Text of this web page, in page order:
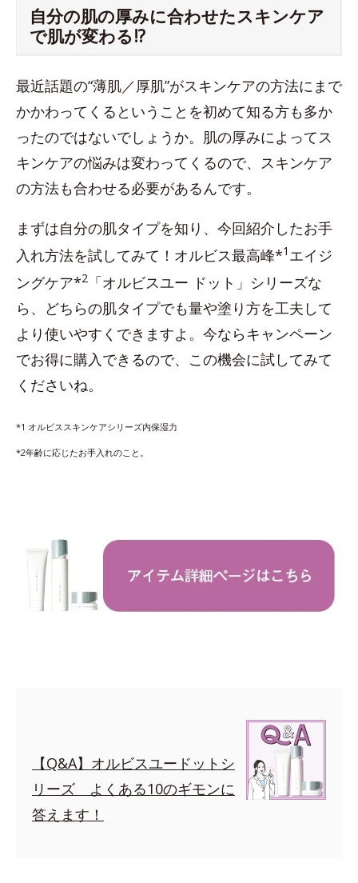
自分の肌の厚みに合わせたスキンケア
で肌が変わる!?
最近話題の“薄肌／厚肌”がスキンケアの方法にまで
かかわってくるということを初めて知る方も多か
ったのではないでしょうか。肌の厚みによってス
キンケアの悩みは変わってくるので、スキンケア
の方法も合わせる必要があるんです。
まずは自分の肌タイプを知り、今回紹介したお手
入れ方法を試してみて！オルビス最高峰*1 エイジ
ングケア*2 「オルビスユー ドット」シリーズな
ら、どちらの肌タイプでも量や塗り方を工夫して
より使いやすくできますよ。今ならキャンペーン
でお得に購入できるので、この機会に試してみて
くださいね。
*1 オルビススキンケアシリーズ内保湿力
*2年齢に応じたお手入れのこと。
【Q&A】オルビスユードットシ
リーズ よくある10のギモンに
答えます！